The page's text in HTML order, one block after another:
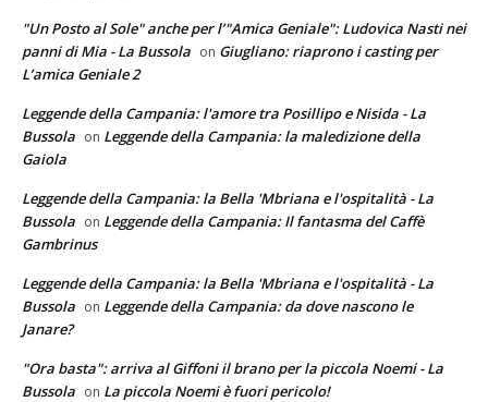
"Un Posto al Sole" anche per l’"Amica Geniale": Ludovica Nasti nei
panni di Mia - La Bussola on Giugliano: riaprono i casting per
L’amica Geniale 2
Leggende della Campania: l'amore tra Posillipo e Nisida - La
Bussola on Leggende della Campania: la maledizione della
Gaiola
Leggende della Campania: la Bella 'Mbriana e l'ospitalità - La
Bussola on Leggende della Campania: Il fantasma del Caffè
Gambrinus
Leggende della Campania: la Bella 'Mbriana e l'ospitalità - La
Bussola on Leggende della Campania: da dove nascono le
Janare?
"Ora basta": arriva al Giffoni il brano per la piccola Noemi - La
Bussola on La piccola Noemi è fuori pericolo!